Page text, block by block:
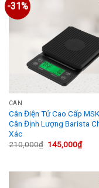
Thẻ sản phẩm
-31%
CÂN
Cân Điện Tử Cao Cấp
Cân Định Lượng Barista
Xác
210,000₫ Giá
145,000₫Giá
hiện